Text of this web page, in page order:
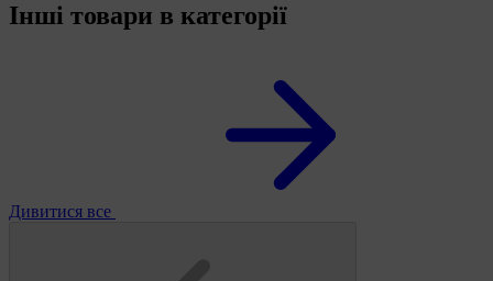
Інші товари в категорії
Дивитися все